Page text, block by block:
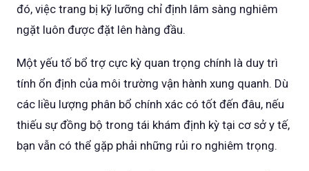
đó, việc trang bị kỹ lưỡng chỉ định lâm sàng nghiêm
ngặt luôn được đặt lên hàng đầu.
Một yếu tố bổ trợ cực kỳ quan trọng chính là duy trì
tính ổn định của môi trường vận hành xung quanh. Dù
các liều lượng phân bổ chính xác có tốt đến đâu, nếu
thiếu sự đồng bộ trong tái khám định kỳ tại cơ sở y tế,
bạn vẫn có thể gặp phải những rủi ro nghiêm trọng.